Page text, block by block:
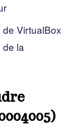
VirtualBox
la